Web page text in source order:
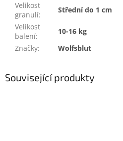
Velikost
granulí:
Střední do 1 cm
Velikost
balení:
10-16 kg
Značky: Wolfsblut
Související produkty